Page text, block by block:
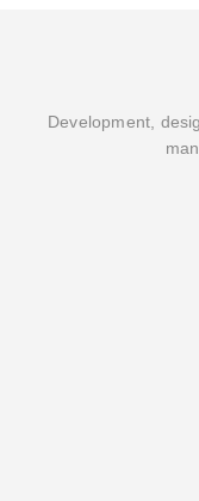
Development,